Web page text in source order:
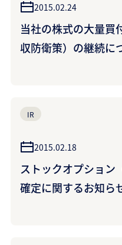
2015.02.24
当社の株式の大量買
収防衛策）の継続に
IR
2015.02.18
ストックオプション
確定に関するお知ら